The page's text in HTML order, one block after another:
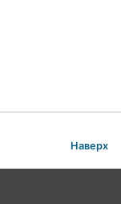
Наверх